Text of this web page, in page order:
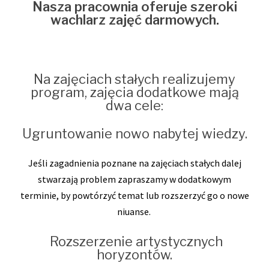
Nasza pracownia oferuje szeroki
wachlarz zajęć darmowych.
Na zajęciach stałych realizujemy
program, zajęcia dodatkowe mają
dwa cele:
Ugruntowanie nowo nabytej wiedzy.
Jeśli zagadnienia poznane na zajęciach stałych dalej
stwarzają problem zapraszamy w dodatkowym
terminie, by powtórzyć temat lub rozszerzyć go o nowe
niuanse.
Rozszerzenie artystycznych
horyzontów.